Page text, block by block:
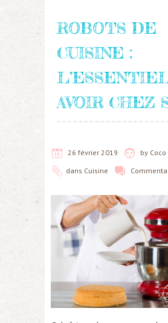
ROBOTS DE
CUISINE :
AVOIR CHEZ
26 février 2019 by Coco
dans Cuisine